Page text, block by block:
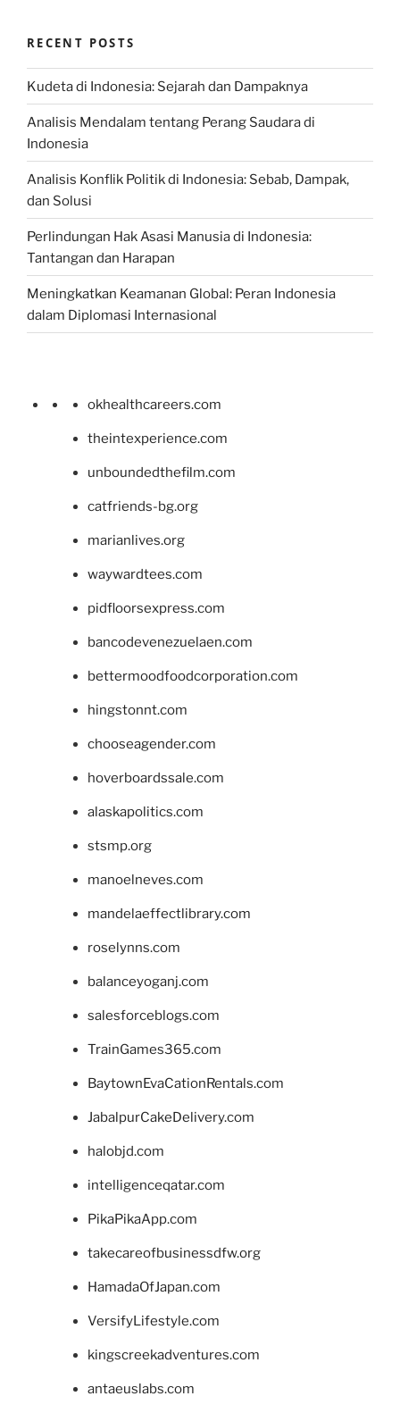
RECENT POSTS
Kudeta di Indonesia: Sejarah dan Dampaknya
Analisis Mendalam tentang Perang Saudara di
Indonesia
Analisis Konflik Politik di Indonesia: Sebab, Dampak,
dan Solusi
Perlindungan Hak Asasi Manusia di Indonesia:
Tantangan dan Harapan
Meningkatkan Keamanan Global: Peran Indonesia
dalam Diplomasi Internasional
okhealthcareers.com
theintexperience.com
unboundedthefilm.com
catfriends-bg.org
marianlives.org
waywardtees.com
pidfloorsexpress.com
bancodevenezuelaen.com
bettermoodfoodcorporation.com
hingstonnt.com
chooseagender.com
hoverboardssale.com
alaskapolitics.com
stsmp.org
manoelneves.com
mandelaeffectlibrary.com
roselynns.com
balanceyoganj.com
salesforceblogs.com
TrainGames365.com
BaytownEvaCationRentals.com
JabalpurCakeDelivery.com
halobjd.com
intelligenceqatar.com
PikaPikaApp.com
takecareofbusinessdfw.org
HamadaOfJapan.com
VersifyLifestyle.com
kingscreekadventures.com
antaeuslabs.com